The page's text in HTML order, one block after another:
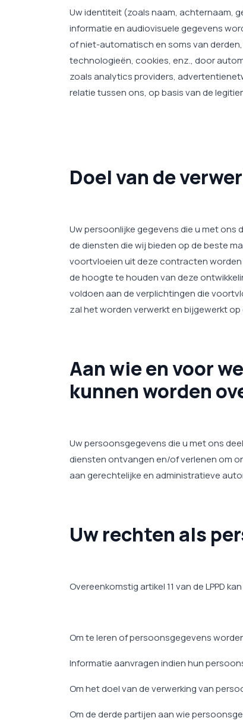
Uw identiteit (zoals naam, achternaam,
informatie en audiovisuele gegevens
of niet-automatisch en soms van
technologieën, cookies, enz., door
zoals analytics providers,
relatie tussen ons, op basis van de
Doel van de
Uw persoonlijke gegevens die u met
de diensten die wij bieden op de beste
voortvloeien uit deze contracten
de hoogte te houden van deze
voldoen aan de verplichtingen die
zal het worden verwerkt en bijgewerkt
Aan wie en voor
kunnen worden
Uw persoonsgegevens die u met ons
diensten ontvangen en/of verlenen om
aan gerechtelijke en administratieve
Uw rechten als
Overeenkomstig artikel 11 van de LPPD
Om te leren of persoonsgegevens
Informatie aanvragen indien hun
Om het doel van de verwerking van
Om de derde partijen aan wie